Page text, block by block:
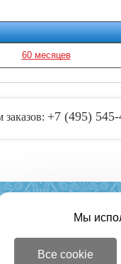
60 месяцев
+7 (495)
О компании
Мы
Все cookie